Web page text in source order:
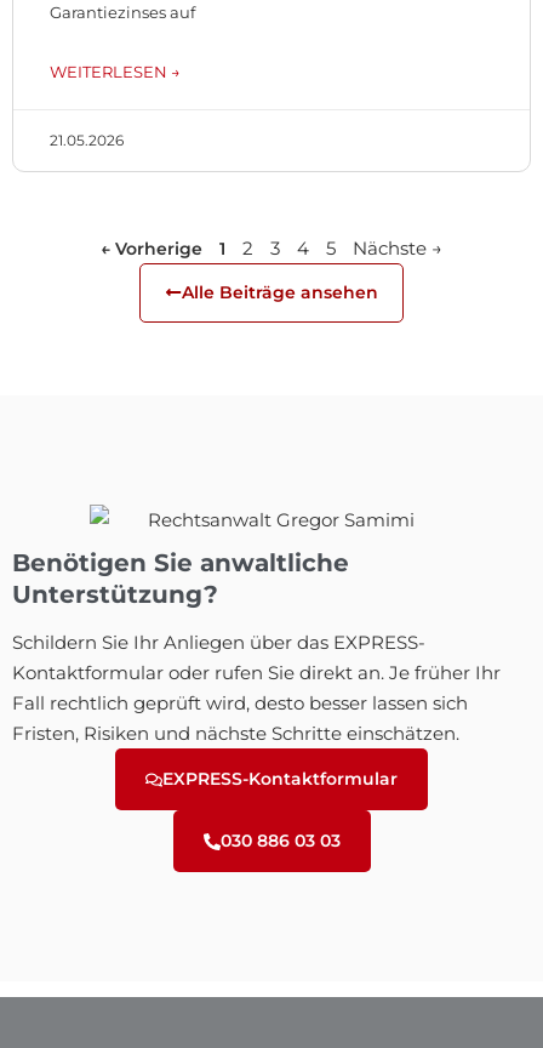
Garantiezinses auf
WEITERLESEN →
21.05.2026
← Vorherige 1 2 3 4 5 Nächste →
Alle Beiträge ansehen
Benötigen Sie anwaltliche
Unterstützung?
Schildern Sie Ihr Anliegen über das EXPRESS-
Kontaktformular oder rufen Sie direkt an. Je früher Ihr
Fall rechtlich geprüft wird, desto besser lassen sich
Fristen, Risiken und nächste Schritte einschätzen.
EXPRESS-Kontaktformular
030 886 03 03